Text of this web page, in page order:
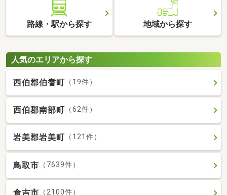
路線・駅から探す 地域から探す
人気のエリアから探す
西伯郡伯耆町 （19件）
西伯郡南部町 （62件）
岩美郡岩美町 （121件）
鳥取市 （7639件）
倉吉市 （2100件）